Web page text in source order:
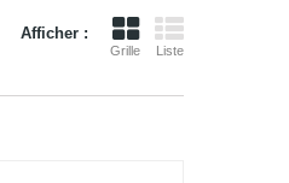
Afficher :
Grille Liste